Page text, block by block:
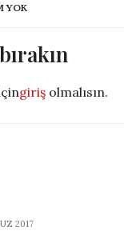
YOK
giriş olmalısın.
2017